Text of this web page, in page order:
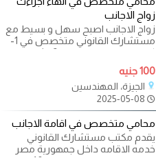
زواج الاجانب
زواج الاجانب اصبح سهل و بسيط مع
مستشارك القانوني متخصص في 1-
كتابه عقود زواج الاجانب 2- اثبات زواج
100 جنيه
الجيزة، المهندسين
محامي متخصص في اقامة الاجانب
يقدم مكتب مستشارك القانوني
خدمه الاقامه داخل جمهورية مصر